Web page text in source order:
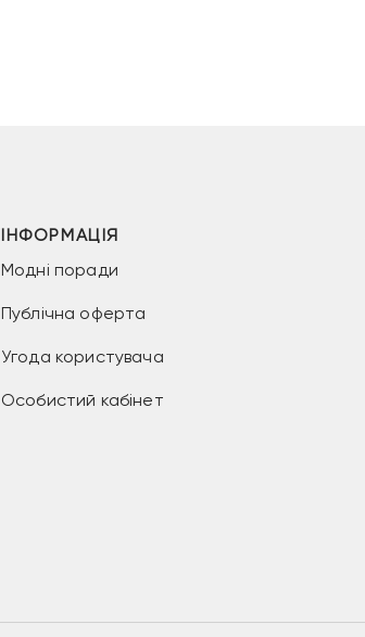
ІНФОРМАЦІЯ
Модні поради
Публічна оферта
Угода користувача
Особистий кабінет